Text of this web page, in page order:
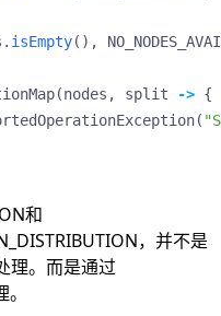
. isEmpty(),
(nodes , split -> {
(
和
，并不是
。而是通过